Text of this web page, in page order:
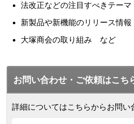
法改正などの注目すべきテーマ
新製品や新機能のリリース情報
大塚商会の取り組み など
お問い合わせ・ご依頼はこち
詳細についてはこちらからお問い